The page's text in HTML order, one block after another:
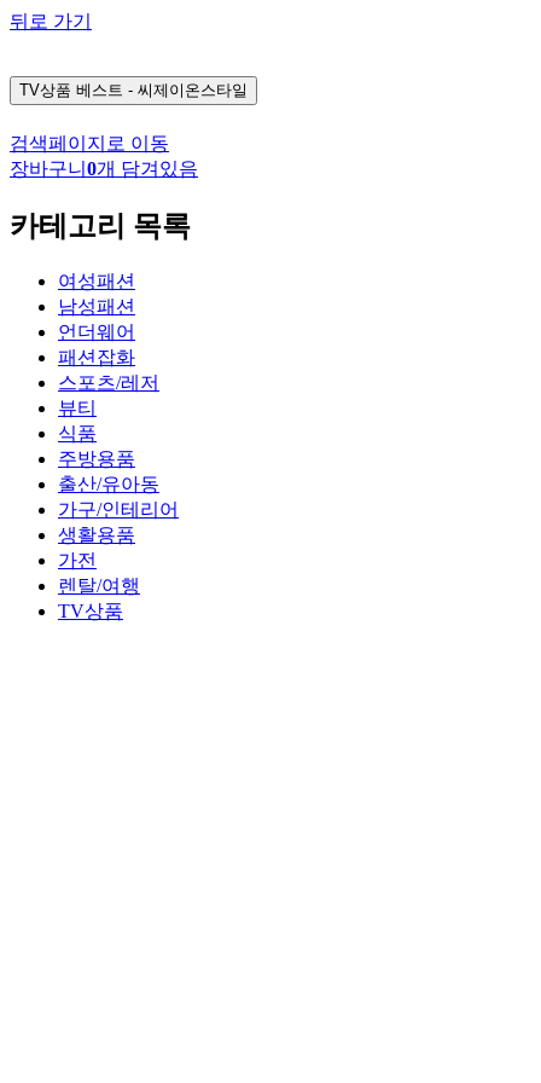
뒤로 가기
TV상품 베스트 - 씨제이온스타일
검색페이지로 이동
장바구니 0개 담겨있음
카테고리 목록
여성패션
남성패션
언더웨어
패션잡화
스포츠/레저
뷰티
식품
주방용품
출산/유아동
가구/인테리어
생활용품
가전
렌탈/여행
TV상품